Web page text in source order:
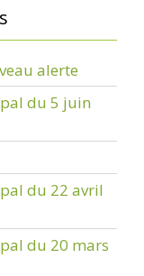
alerte
du 5 juin
du 22 avril
du 20 mars